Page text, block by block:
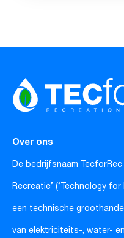
Over ons
De bedrijfsnaam
Recreatie’ (‘Technology
een technische
van elektriciteits-, water-